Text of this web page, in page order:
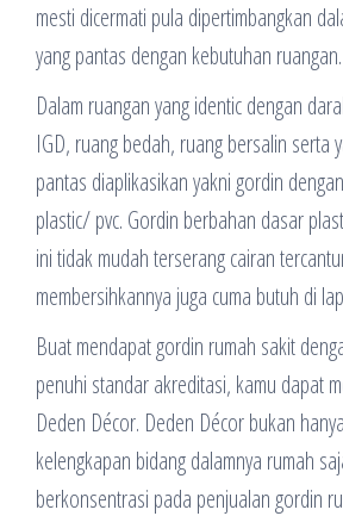
mesti dicermati pula dipertimbangkan
yang pantas dengan kebutuhan ruangan.
Dalam ruangan yang identic dengan
IGD, ruang bedah, ruang bersalin serta
pantas diaplikasikan yakni gordin
plastic/ pvc. Gordin berbahan dasar
ini tidak mudah terserang cairan
membersihkannya juga cuma butuh di
Buat mendapat gordin rumah sakit
penuhi standar akreditasi, kamu dapat
Deden Décor. Deden Décor bukan
kelengkapan bidang dalamnya rumah
berkonsentrasi pada penjualan gordin